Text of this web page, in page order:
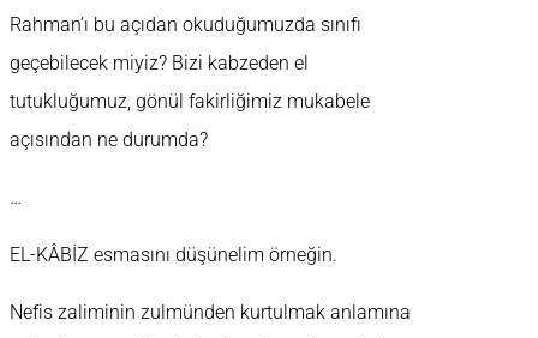
Rahman’ı bu açıdan okuduğumuzda sınıfı
geçebilecek miyiz? Bizi kabzeden el
tutukluğumuz, gönül fakirliğimiz mukabele
açısından ne durumda?
…
EL-KÂBİZ esmasını düşünelim örneğin.
Nefis zaliminin zulmünden kurtulmak anlamına